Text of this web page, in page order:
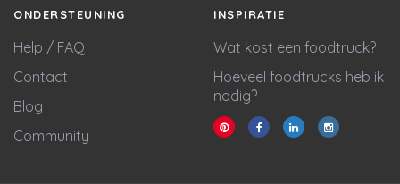
ONDERSTEUNING
Help / FAQ
Contact
Blog
Community
INSPIRATIE
Wat kost een foodtruck?
Hoeveel foodtrucks heb ik
nodig?